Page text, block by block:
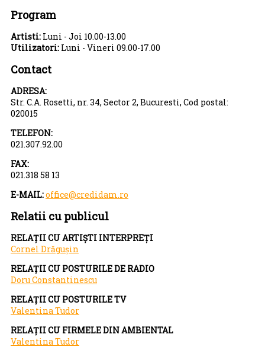
Program
Artisti: Luni - Joi 10.00-13.00
Utilizatori: Luni - Vineri 09.00-17.00
Contact
ADRESA:
Str. C.A. Rosetti, nr. 34, Sector 2, Bucuresti, Cod postal:
020015
TELEFON:
021.307.92.00
FAX:
021.318 58 13
E-MAIL:office@credidam.ro
Relatii cu publicul
RELAȚII CU ARTIȘTI INTERPREȚI
Cornel Drăgușin
RELAȚII CU POSTURILE DE RADIO
Doru Constantinescu
RELAȚII CU POSTURILE TV
Valentina Tudor
RELAȚII CU FIRMELE DIN AMBIENTAL
Valentina Tudor